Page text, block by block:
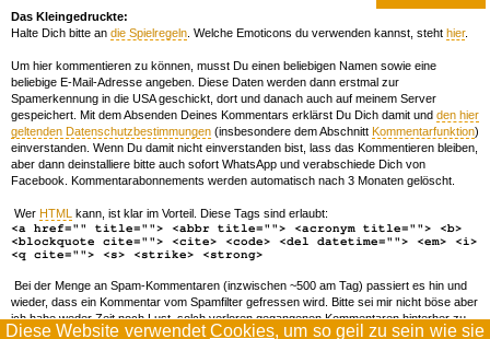
Diese Website verwendetCookies, um so geil zu sein wie sie
Das Kleingedruckte:
Halte Dich bitte an die Spielregeln . Welche Emoticons du verwenden kannst, steht hier.
Um hier kommentieren zu können, musst Du einen beliebigen Namen sowie eine
beliebige E-Mail-Adresse angeben. Diese Daten werden dann erstmal zur
Spamerkennung in die USA geschickt, dort und danach auch auf meinem Server
gespeichert. Mit dem Absenden Deines Kommentars erklärst Du Dich damit und den hier
geltenden Datenschutzbestimmungen (insbesondere dem Abschnitt Kommentarfunktion)
einverstanden. Wenn Du damit nicht einverstanden bist, lass das Kommentieren bleiben,
aber dann deinstalliere bitte auch sofort WhatsApp und verabschiede Dich von
Facebook. Kommentarabonnements werden automatisch nach 3 Monaten gelöscht.
Wer HTML kann, ist klar im Vorteil. Diese Tags sind erlaubt:
<a href="" title=""> <abbr title=""> <acronym title=""> <b>
<blockquote cite=""> <cite> <code> <del datetime=""> <em> <i>
<q cite=""> <s> <strike> <strong>
Bei der Menge an Spam-Kommentaren (inzwischen ~500 am Tag) passiert es hin und
wieder, dass ein Kommentar vom Spamfilter gefressen wird. Bitte sei mir nicht böse aber
ich habe weder Zeit noch Lust, solch verloren gegangenen Kommentaren hinterher zu
forschen. Wenn das öfters passiert, schreib' mir 'ne Mail damit ich dich whitelisten kann.